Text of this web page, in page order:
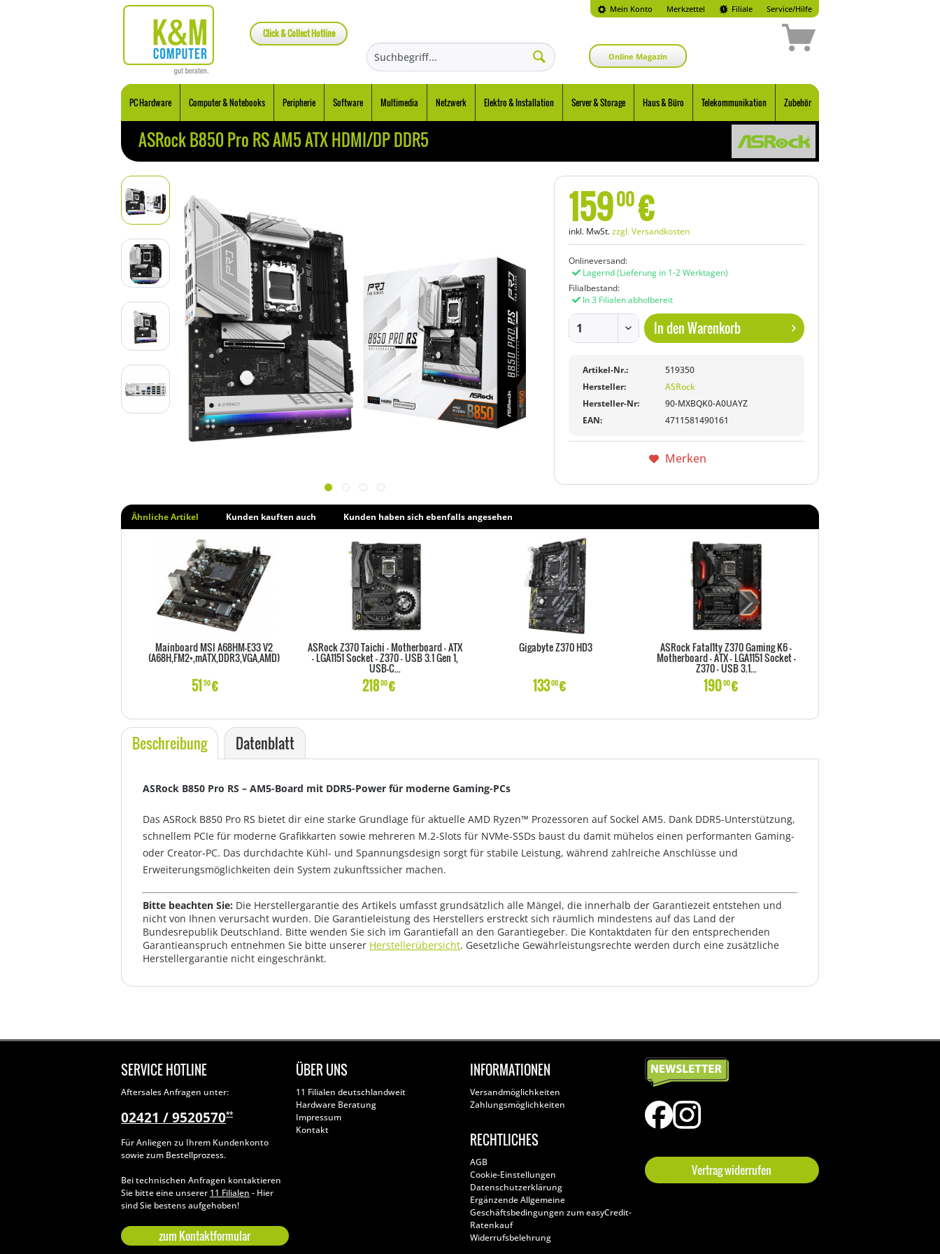
Mein Konto Merkzettel
Click & Collect Hotline
Filiale Service/Hilfe
Online Magazin
PC Hardware Computer & Notebooks Peripherie Software Multimedia Netzwerk Elektro & Installation Server & Storage Haus & Büro Telekommunikation Zubehör
ASRock B850 Pro RS AM5 ATX HDMI/DP DDR5
15900€
inkl. MwSt.zzgl. Versandkosten
Onlineversand:
Lagernd(Lieferung in 1-2 Werktagen)
Filialbestand:
In 3 Filialen abholbereit
In denWarenkorb
Artikel-Nr.:
519350
Hersteller:
ASRock
Hersteller-Nr:
90-MXBQK0-A0UAYZ
EAN:
4711581490161
Merken
Ähnliche Artikel Kunden kauften auch Kunden haben sich ebenfalls angesehen
Mainboard MSI A68HM-E33 V2
(A68H,FM2+,mATX,DDR3,VGA,AMD)
51 50€
ASRock Z370 Taichi - Motherboard - ATX
- LGA1151 Socket - Z370 - USB 3.1 Gen 1,
USB-C...
21800€
Gigabyte Z370 HD3
13300€
ASRock Fatal1ty Z370 Gaming K6 -
Motherboard - ATX - LGA1151 Socket -
Z370 - USB 3.1...
19000€
Beschreibung Datenblatt
ASRock B850 Pro RS – AM5-Board mit DDR5-Power für moderne Gaming-PCs
Das ASRock B850 Pro RS bietet dir eine starke Grundlage für aktuelle AMD Ryzen™ Prozessoren auf Sockel AM5. Dank DDR5-Unterstützung,
schnellem PCIe für moderne Grafikkarten sowie mehreren M.2-Slots für NVMe-SSDs baust du damit mühelos einen performanten Gaming-
oder Creator-PC. Das durchdachte Kühl- und Spannungsdesign sorgt für stabile Leistung, während zahlreiche Anschlüsse und
Erweiterungsmöglichkeiten dein System zukunftssicher machen.
Bitte beachten Sie: Die Herstellergarantie des Artikels umfasst grundsätzlich alle Mängel, die innerhalb der Garantiezeit entstehen und
nicht von Ihnen verursacht wurden. Die Garantieleistung des Herstellers erstreckt sich räumlich mindestens auf das Land der
Bundesrepublik Deutschland. Bitte wenden Sie sich im Garantiefall an den Garantiegeber. Die Kontaktdaten für den entsprechenden
Garantieanspruch entnehmen Sie bitte unserer Herstellerübersicht. Gesetzliche Gewährleistungsrechte werden durch eine zusätzliche
Herstellergarantie nicht eingeschränkt.
SERVICE HOTLINE
Aftersales Anfragen unter:
02421 / 9520570**
Für Anliegen zu Ihrem Kundenkonto
sowie zum Bestellprozess.
Bei technischen Anfragen kontaktieren
Sie bitte eine unserer 11 Filialen - Hier
sind Sie bestens aufgehoben!
zum Kontaktformular
ÜBER UNS
11 Filialen deutschlandweit
Hardware Beratung
Impressum
Kontakt
INFORMATIONEN
Versandmöglichkeiten
Zahlungsmöglichkeiten
RECHTLICHES
AGB
Cookie-Einstellungen
Datenschutzerklärung
Ergänzende Allgemeine
Geschäftsbedingungen zum easyCredit-
Ratenkauf
Widerrufsbelehrung
Vertrag widerrufen